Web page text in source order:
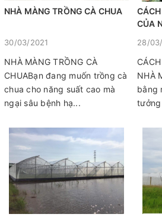
NHÀ MÀNG TRỒNG CÀ CHUA
30/03/2021
NHÀ MÀNG TRỒNG CÀ
CHUABạn đang muốn trồng cà
chua cho năng suất cao mà
ngại sâu bệnh hạ...
CỦA
28/
NHÀ
bằng